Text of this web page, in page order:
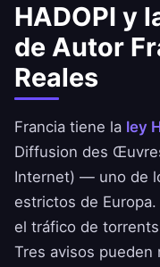
HADOPI y
de Autor
Reales
Francia tiene la ley
Diffusion des
Internet) — uno de
estrictos de
el tráfico de
Tres avisos pueden